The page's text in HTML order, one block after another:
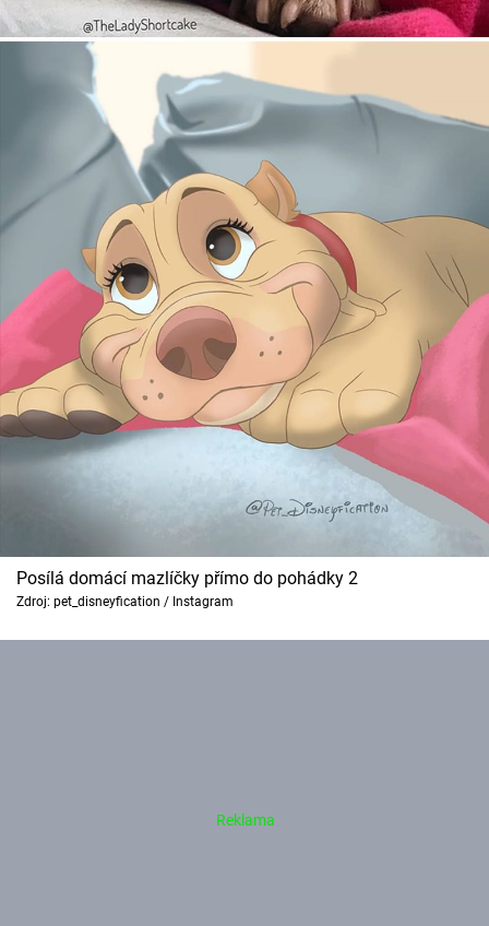
Posílá domácí mazlíčky přímo do pohádky 2
Zdroj: pet_disneyfication / Instagram